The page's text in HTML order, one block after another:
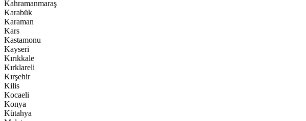
Kahramanmaraş
Karabük
Karaman
Kars
Kastamonu
Kayseri
Kırıkkale
Kırklareli
Kırşehir
Kilis
Kocaeli
Konya
Kütahya